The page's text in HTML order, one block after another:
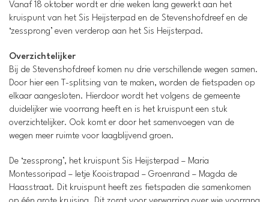
Vanaf 18 oktober wordt er drie weken lang gewerkt aan het
kruispunt van het Sis Heijsterpad en de Stevenshofdreef en de
‘zessprong’ even verderop aan het Sis Heijsterpad.
Overzichtelijker
Bij de Stevenshofdreef komen nu drie verschillende wegen samen.
Door hier een T-splitsing van te maken, worden de fietspaden op
elkaar aangesloten. Hierdoor wordt het volgens de gemeente
duidelijker wie voorrang heeft en is het kruispunt een stuk
overzichtelijker. Ook komt er door het samenvoegen van de
wegen meer ruimte voor laagblijvend groen.
De ‘zessprong’, het kruispunt Sis Heijsterpad – Maria
Montessoripad – Ietje Kooistrapad – Groenrand – Magda de
Haasstraat. Dit kruispunt heeft zes fietspaden die samenkomen